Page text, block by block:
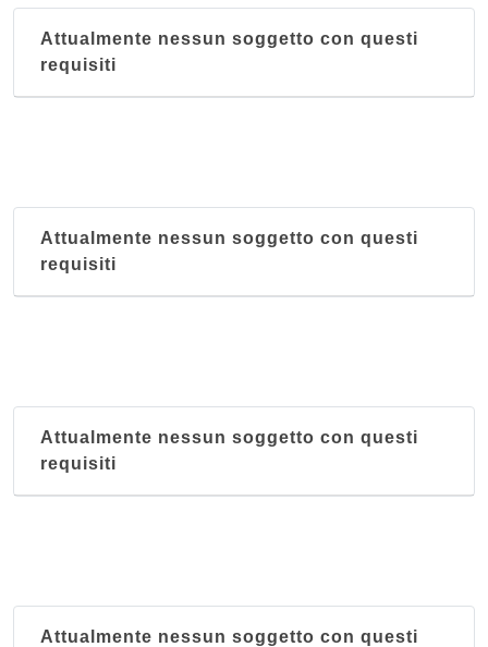
Attualmente nessun soggetto con questi
requisiti
Attualmente nessun soggetto con questi
requisiti
Attualmente nessun soggetto con questi
requisiti
Attualmente nessun soggetto con questi